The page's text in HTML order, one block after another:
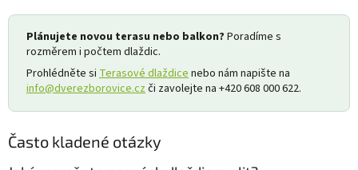
Plánujete novou terasu nebo balkon? Poradíme s
rozměrem i počtem dlaždic.
Prohlédněte si Terasové dlaždice nebo nám napište na
info@dverezborovice.czči zavolejte na +420 608 000 622.
Často kladené otázky